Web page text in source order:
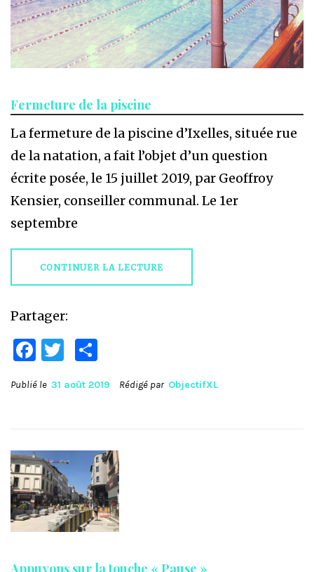
Fermeture de la piscine
La fermeture de la piscine d’Ixelles, située rue
de la natation, a fait l’objet d’un question
écrite posée, le 15 juillet 2019, par Geoffroy
Kensier, conseiller communal. Le 1er
septembre
CONTINUER LA LECTURE
Partager:
Facebook
Twitter
Publié le 31 août 2019 Rédigé par ObjectifXL
Appuyons sur la touche « Pause »